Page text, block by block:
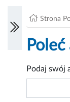
Strona
Podaj swój